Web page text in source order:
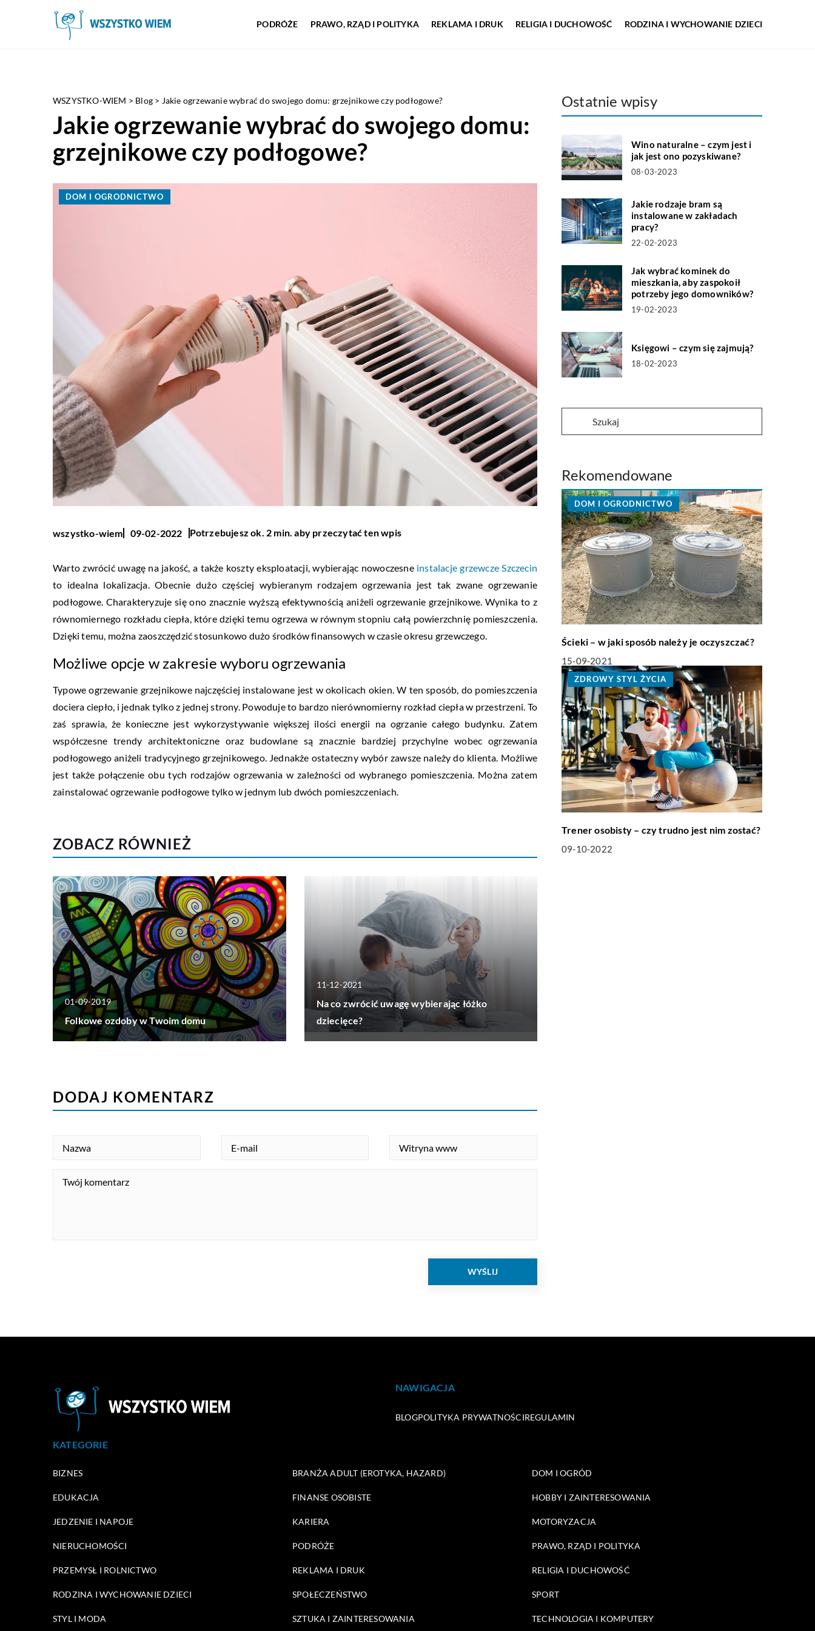
PODRÓŻE PRAWO, RZĄD I POLITYKA REKLAMA I DRUK RELIGIA I DUCHOWOŚĆ RODZINA I WYCHOWANIE DZIECI
WSZYSTKO-WIEM > Blog > Jakie ogrzewanie wybrać do swojego domu: grzejnikowe czy podłogowe?
Jakie ogrzewanie wybrać do swojego domu:
grzejnikowe czy podłogowe?
DOM I OGRODNICTWO
wszystko-wiem 09-02-2022 Potrzebujesz ok. 2 min. aby przeczytać ten wpis
Warto zwrócić uwagę na jakość, a także koszty eksploatacji, wybierając nowoczesne instalacje grzewcze Szczecin
to idealna lokalizacja. Obecnie dużo częściej wybieranym rodzajem ogrzewania jest tak zwane ogrzewanie
podłogowe. Charakteryzuje się ono znacznie wyższą efektywnością aniżeli ogrzewanie grzejnikowe. Wynika to z
równomiernego rozkładu ciepła, które dzięki temu ogrzewa w równym stopniu całą powierzchnię pomieszczenia.
Dzięki temu, można zaoszczędzić stosunkowo dużo środków finansowych w czasie okresu grzewczego.
Możliwe opcje w zakresie wyboru ogrzewania
Typowe ogrzewanie grzejnikowe najczęściej instalowane jest w okolicach okien. W ten sposób, do pomieszczenia
dociera ciepło, i jednak tylko z jednej strony. Powoduje to bardzo nierównomierny rozkład ciepła w przestrzeni. To
zaś sprawia, że konieczne jest wykorzystywanie większej ilości energii na ogrzanie całego budynku. Zatem
współczesne trendy architektoniczne oraz budowlane są znacznie bardziej przychylne wobec ogrzewania
podłogowego aniżeli tradycyjnego grzejnikowego. Jednakże ostateczny wybór zawsze należy do klienta. Możliwe
jest także połączenie obu tych rodzajów ogrzewania w zależności od wybranego pomieszczenia. Można zatem
zainstalować ogrzewanie podłogowe tylko w jednym lub dwóch pomieszczeniach.
ZOBACZ RÓWNIEŻ
01-09-2019
Folkowe ozdoby w Twoim domu
11-12-2021
Na co zwrócić uwagę wybierając łóżko
dziecięce?
Ostatnie wpisy
Wino naturalne – czym jest i
jak jest ono pozyskiwane?
08-03-2023
Jakie rodzaje bram są
instalowane w zakładach
pracy?
22-02-2023
Jak wybrać kominek do
mieszkania, aby zaspokoił
potrzeby jego domowników?
19-02-2023
Księgowi – czym się zajmują?
18-02-2023
Rekomendowane
DOM I OGRODNICTWO
Ścieki – w jaki sposób należy je oczyszczać?
15-09-2021
ZDROWY STYL ŻYCIA
Trener osobisty – czy trudno jest nim zostać?
09-10-2022
DODAJ KOMENTARZ
NAWIGACJA
BLOGPOLITYKA PRYWATNOŚCIREGULAMIN
KATEGORIE
BIZNES BRANŻA ADULT (EROTYKA, HAZARD) DOM I OGRÓD
EDUKACJA FINANSE OSOBISTE HOBBY I ZAINTERESOWANIA
JEDZENIE I NAPOJE KARIERA MOTORYZACJA
NIERUCHOMOŚCI PODRÓŻE PRAWO, RZĄD I POLITYKA
PRZEMYSŁ I ROLNICTWO REKLAMA I DRUK RELIGIA I DUCHOWOŚĆ
RODZINA I WYCHOWANIE DZIECI SPOŁECZEŃSTWO SPORT
STYL I MODA SZTUKA I ZAINTERESOWANIA TECHNOLOGIA I KOMPUTERY